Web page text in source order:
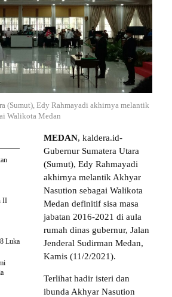
(Sumut), Edy Rahmayadi akhirnya melantik
Walikota Medan
MEDAN, kaldera.id-
Gubernur Sumatera Utara
(Sumut), Edy Rahmayadi
akhirnya melantik Akhyar
Nasution sebagai Walikota
Medan definitif sisa masa
jabatan 2016-2021 di aula
rumah dinas gubernur, Jalan
Jenderal Sudirman Medan,
Kamis (11/2/2021).
Terlihat hadir isteri dan
ibunda Akhyar Nasution
II
Luka